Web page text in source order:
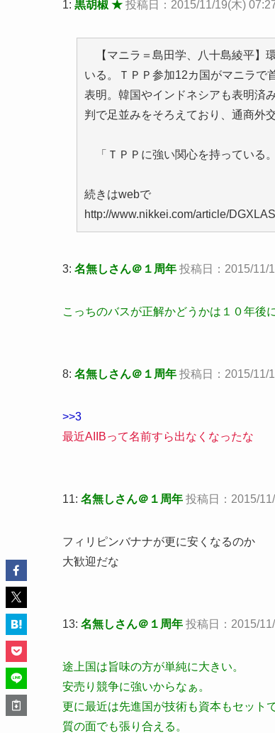
1: 黒胡椒 ★ 投稿日：2015/11/19(木)
【マニラ＝島田学、八十島綾平】
いる。ＴＰＰ参加12カ国がマニラで
表明。韓国やインドネシアも表明済
判で足並みをそろえており、通商外
「ＴＰＰに強い関心を持っている
続きはwebで
http://www.nikkei.com/article/
3: 名無しさん＠１周年 投稿日：2015/11/
こっちのバスが正解かどうかは１０年後
8: 名無しさん＠１周年 投稿日：2015/11/
>>3
最近AIIBって名前すら出なくなったな
11: 名無しさん＠１周年 投稿日：2015/
フィリピンバナナが更に安くなるのか
大歓迎だな
13: 名無しさん＠１周年 投稿日：2015/
途上国は旨味の方が単純に大きい。
安売り競争に強いからなぁ。
更に最近は先進国が技術も資本もセット
質の面でも張り合える。